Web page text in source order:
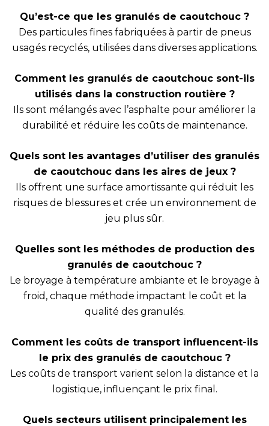
Qu’est-ce que les granulés de caoutchouc ?
Des particules fines fabriquées à partir de pneus
usagés recyclés, utilisées dans diverses applications.
Comment les granulés de caoutchouc sont-ils
utilisés dans la construction routière ?
Ils sont mélangés avec l’asphalte pour améliorer la
durabilité et réduire les coûts de maintenance.
Quels sont les avantages d’utiliser des granulés
de caoutchouc dans les aires de jeux ?
Ils offrent une surface amortissante qui réduit les
risques de blessures et crée un environnement de
jeu plus sûr.
Quelles sont les méthodes de production des
granulés de caoutchouc ?
Le broyage à température ambiante et le broyage à
froid, chaque méthode impactant le coût et la
qualité des granulés.
Comment les coûts de transport influencent-ils
le prix des granulés de caoutchouc ?
Les coûts de transport varient selon la distance et la
logistique, influençant le prix final.
Quels secteurs utilisent principalement les